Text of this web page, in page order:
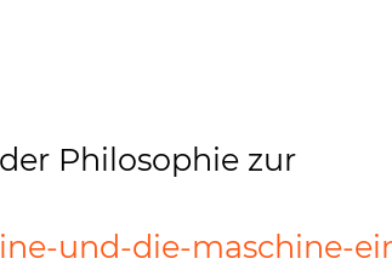
Philosophie zur
und-die-maschine-